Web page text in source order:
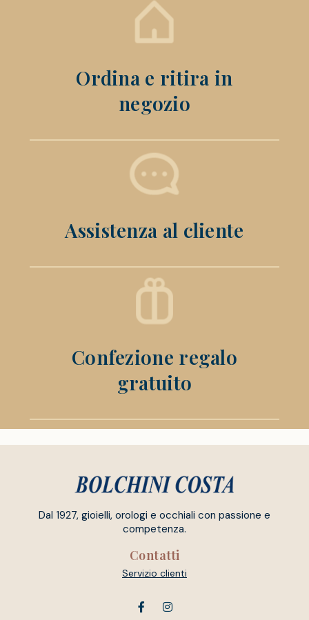
Ordina e ritira in
negozio
Assistenza al cliente
Confezione regalo
gratuito
Dal 1927, gioielli, orologi e occhiali con passione e
competenza.
Contatti
Servizio clienti